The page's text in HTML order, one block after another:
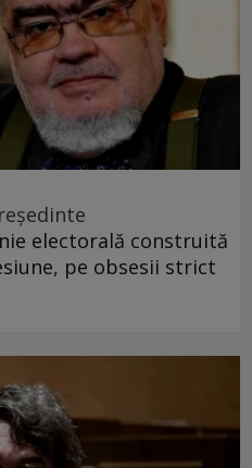
electorală construită
pe obsesii strict